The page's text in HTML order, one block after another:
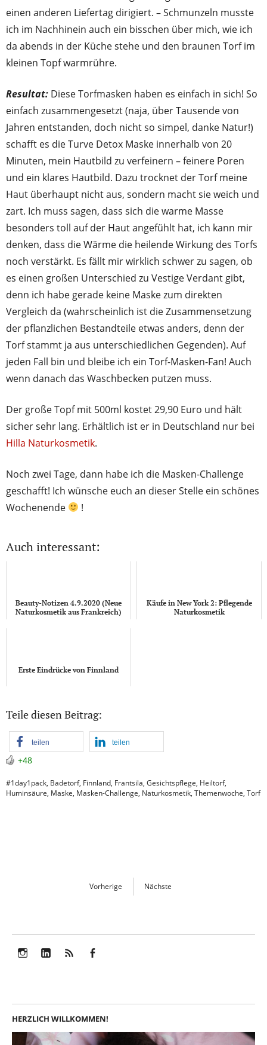
einen anderen Liefertag dirigiert. – Schmunzeln musste
ich im Nachhinein auch ein bisschen über mich, wie ich
da abends in der Küche stehe und den braunen Torf im
kleinen Topf warmrühre.
Resultat: Diese Torfmasken haben es einfach in sich! So
einfach zusammengesetzt (naja, über Tausende von
Jahren entstanden, doch nicht so simpel, danke Natur!)
schafft es die Turve Detox Maske innerhalb von 20
Minuten, mein Hautbild zu verfeinern – feinere Poren
und ein klares Hautbild. Dazu trocknet der Torf meine
Haut überhaupt nicht aus, sondern macht sie weich und
zart. Ich muss sagen, dass sich die warme Masse
besonders toll auf der Haut angefühlt hat, ich kann mir
denken, dass die Wärme die heilende Wirkung des Torfs
noch verstärkt. Es fällt mir wirklich schwer zu sagen, ob
es einen großen Unterschied zu Vestige Verdant gibt,
denn ich habe gerade keine Maske zum direkten
Vergleich da (wahrscheinlich ist die Zusammensetzung
der pflanzlichen Bestandteile etwas anders, denn der
Torf stammt ja aus unterschiedlichen Gegenden). Auf
jeden Fall bin und bleibe ich ein Torf-Masken-Fan! Auch
wenn danach das Waschbecken putzen muss.
Der große Topf mit 500ml kostet 29,90 Euro und hält
sicher sehr lang. Erhältlich ist er in Deutschland nur bei
Hilla Naturkosmetik.
Noch zwei Tage, dann habe ich die Masken-Challenge
geschafft! Ich wünsche euch an dieser Stelle ein schönes
Wochenende
!
Auch interessant:
Beauty-Notizen 4.9.2020 (Neue
Naturkosmetik aus Frankreich)
Käufe in New York 2: Pflegende
Naturkosmetik
Erste Eindrücke von Finnland
Teile diesen Beitrag:
teilen teilen
+48
#1day1pack, Badetorf, Finnland, Frantsila, Gesichtspflege, Heiltorf,
Huminsäure, Maske, Masken-Challenge, Naturkosmetik, Themenwoche, Torf
Vorherige Nächste
HERZLICH WILLKOMMEN!